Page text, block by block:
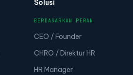
Solusi
BERDASARKAN PERAN
CEO / Founder
CHRO / Direktur HR
HR Manager